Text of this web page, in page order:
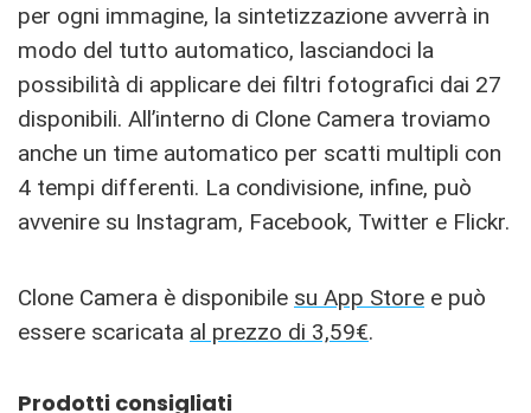
per ogni immagine, la sintetizzazione avverrà in
modo del tutto automatico, lasciandoci la
possibilità di applicare dei filtri fotografici dai 27
disponibili. All’interno di Clone Camera troviamo
anche un time automatico per scatti multipli con
4 tempi differenti. La condivisione, infine, può
avvenire su Instagram, Facebook, Twitter e Flickr.
Clone Camera è disponibile su App Store e può
essere scaricata al prezzo di 3,59€.
Prodotti consigliati